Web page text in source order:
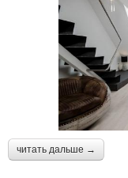
читать дальше →